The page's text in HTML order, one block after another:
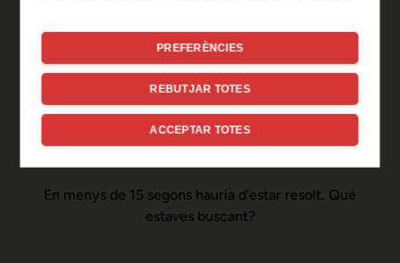
Ep, disculpa!
Sembla que hi ha hagut un
error de connexió temporal
En menys de 15 segons hauria d'estar resolt. Què
estaves buscant?
PREFERÈNCIES
REBUTJAR TOTES
ACCEPTAR TOTES